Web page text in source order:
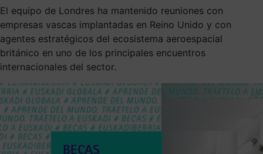
El equipo de Londres ha mantenido reuniones con
empresas vascas implantadas en Reino Unido y con
agentes estratégicos del ecosistema aeroespacial
británico en uno de los principales encuentros
internacionales del sector.